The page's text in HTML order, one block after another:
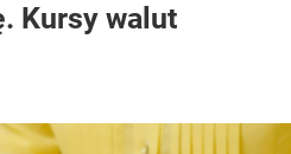
Kursy walut